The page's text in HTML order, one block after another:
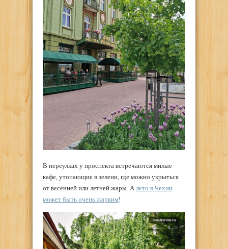
В переулках у проспекта встречаются милые
кафе, утопающие в зелени, где можно укрыться
от весенней или летней жары. А лето в Чехии
может быть очень жарким!